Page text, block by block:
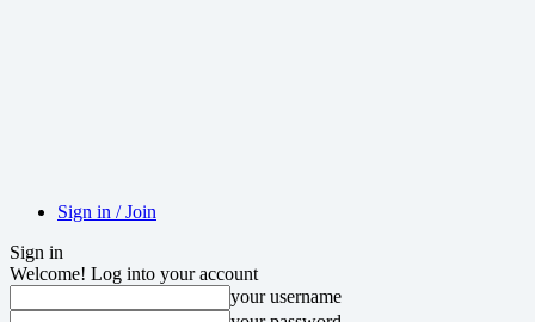
Sign in / Join
Sign in
Welcome! Log into your account
your username